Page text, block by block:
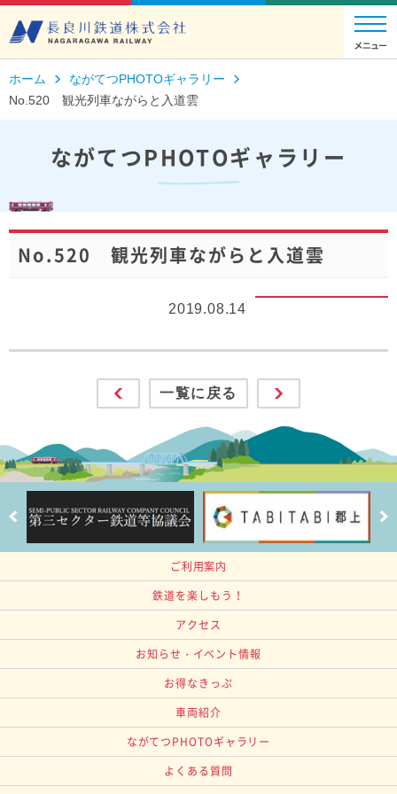
ホーム
ながてつPHOTOギャラリー
No.520 観光列車ながらと入道雲
ながてつPHOTOギャラリー
No.520 観光列車ながらと入道雲
2019.08.14
一覧に戻る
ご利用案内
鉄道を楽しもう！
アクセス
お知らせ・イベント情報
お得なきっぷ
車両紹介
ながてつPHOTOギャラリー
よくある質問